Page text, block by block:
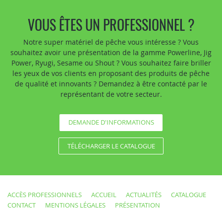
VOUS ÊTES UN PROFESSIONNEL ?
Notre super matériel de pêche vous intéresse ? Vous
souhaitez avoir une présentation de la gamme Powerline, Jig
Power, Ryugi, Sesame ou Shout ? Vous souhaitez faire briller
les yeux de vos clients en proposant des produits de pêche
de qualité et innovants ? Demandez à être contacté par le
représentant de votre secteur.
DEMANDE D'INFORMATIONS
TÉLÉCHARGER LE CATALOGUE
ACCÈS PROFESSIONNELS ACCUEIL ACTUALITÉS
CATALOGUE
CONTACT
MENTIONS LÉGALES PRÉSENTATION